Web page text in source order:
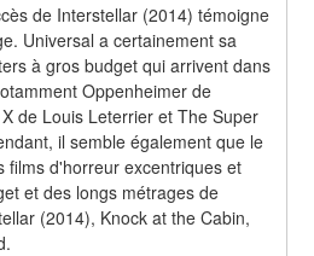
de Interstellar (2014) témoigne
Universal a certainement sa
à gros budget qui arrivent dans
Oppenheimer de
de Louis Leterrier et The Super
il semble également que le
films d'horreur excentriques et
et des longs métrages de
(2014), Knock at the Cabin,